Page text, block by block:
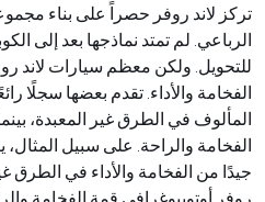
تركز لاند روفر حصراً على بناء
الرباعي. لم تمتد نماذجها بعد إلى
للتحويل. ولكن معظم سيارات لاند
الفخامة والأداء. تقدم بعضها سجلًا
المألوف في الطرق غير المعبدة،
الفخامة والراحة. على سبيل المثال،
جيدًا من الفخامة والأداء في الطرق